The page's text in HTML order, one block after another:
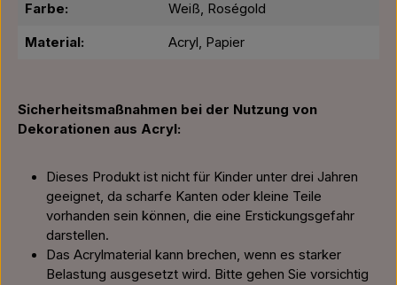
Farbe: Weiß, Roségold
Material: Acryl, Papier
Sicherheitsmaßnahmen bei der Nutzung von
Dekorationen aus Acryl:
Dieses Produkt ist nicht für Kinder unter drei Jahren
geeignet, da scharfe Kanten oder kleine Teile
vorhanden sein können, die eine Erstickungsgefahr
darstellen.
Das Acrylmaterial kann brechen, wenn es starker
Belastung ausgesetzt wird. Bitte gehen Sie vorsichtig